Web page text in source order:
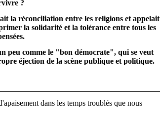
?
la réconciliation entre les religions et appelait
la solidarité et la tolérance entre tous les
peu comme le "bon démocrate", qui se veut
éjection de la scène publique et politique.
dans les temps troublés que nous